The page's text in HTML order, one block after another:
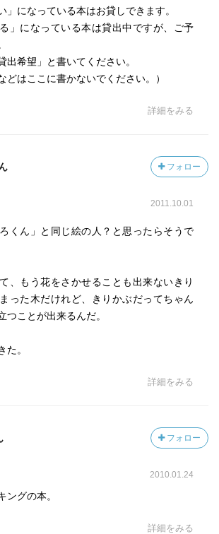
」になっている本はお貸しできます。
る」になっている本は貸出中ですが、ご予
出希望」と書いてください。
どはここに書かないでください。）
詳細をみる
フォロー
2011.10.01
ろくん」と同じ絵の人？と思ったらそうで
、もう花をさかせることも出来ないきり
った木だけれど、きりかぶだってちゃん
つことが出来るんだ。
た。
詳細をみる
フォロー
2010.01.24
ングの本。
詳細をみる